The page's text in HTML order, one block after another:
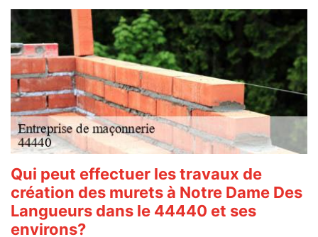
Qui peut effectuer les travaux de
création des murets à Notre Dame Des
Langueurs dans le 44440 et ses
environs?